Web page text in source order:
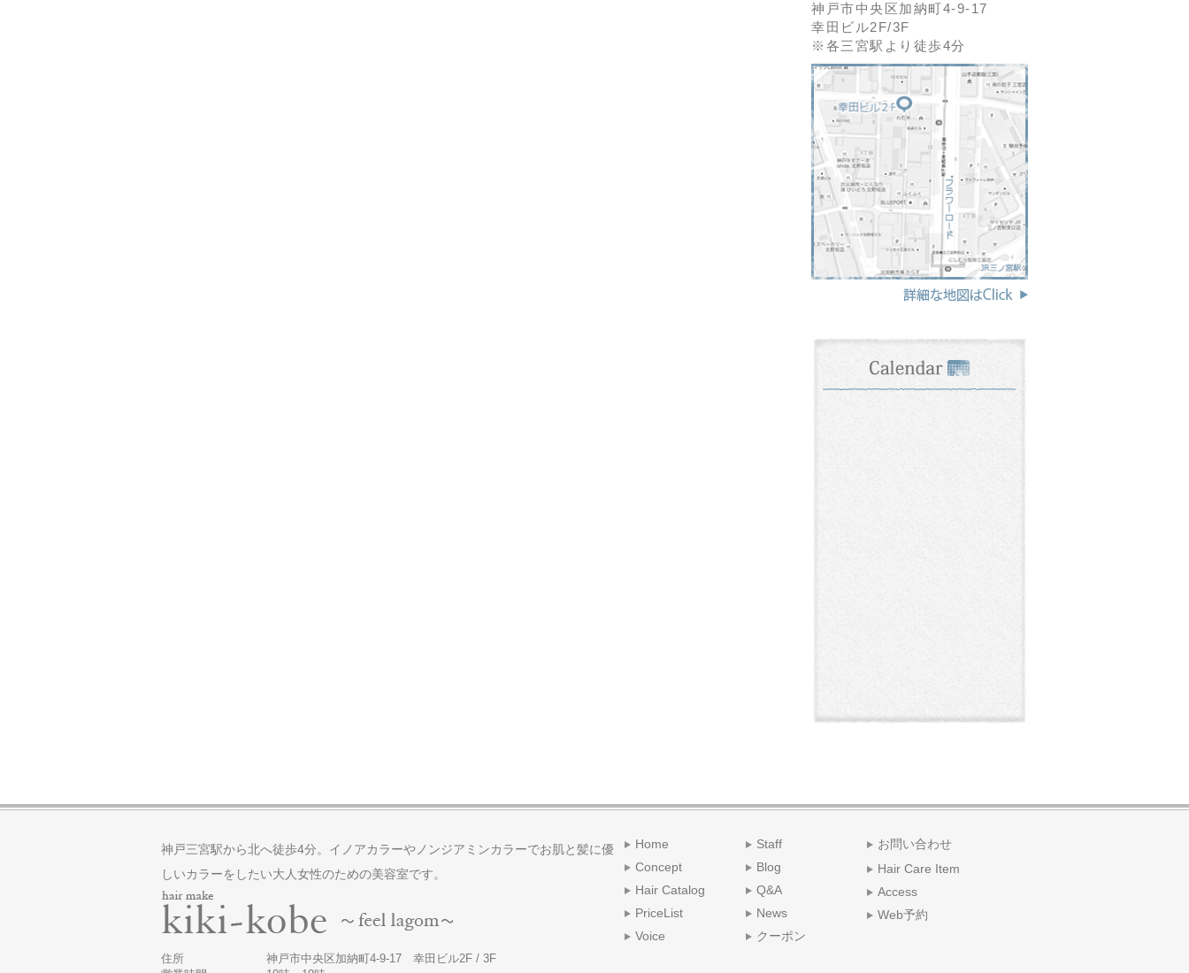
神戸市中央区加納町4-9-17
幸田ビル2F/3F
※各三宮駅より徒歩4分
神戸三宮駅から北へ徒歩4分。イノアカラーやノンジアミンカラーでお肌と髪に優
しいカラーをしたい大人女性のための美容室です。
住所
神戸市中央区加納町4-9-17 幸田ビル2F / 3F
Home
Concept
Hair Catalog
PriceList
Voice
Staff
Blog
Q&A
News
クーポン
お問い合わせ
Hair Care Item
Access
Web予約